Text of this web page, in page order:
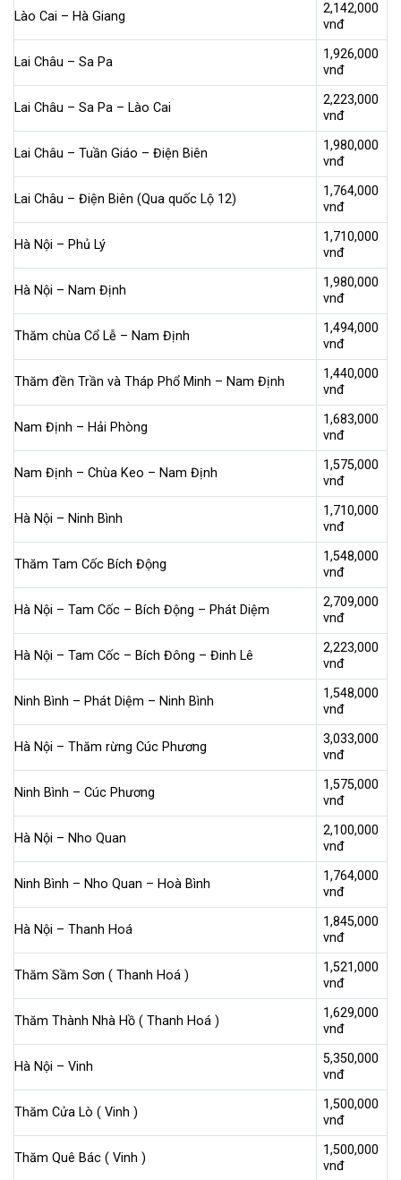
Lào Cai – Hà Giang
2,142,000
vnđ
Lai Châu – Sa Pa
1,926,000
vnđ
Lai Châu – Sa Pa – Lào Cai
2,223,000
vnđ
Lai Châu – Tuần Giáo – Điện Biên
1,980,000
vnđ
Lai Châu – Điện Biên (Qua quốc Lộ 12)
1,764,000
vnđ
Hà Nội – Phủ Lý
1,710,000
vnđ
Hà Nội – Nam Định
1,980,000
vnđ
Thăm chùa Cổ Lễ – Nam Định
1,494,000
vnđ
Thăm đền Trần và Tháp Phổ Minh – Nam Định
1,440,000
vnđ
Nam Định – Hải Phòng
1,683,000
vnđ
Nam Định – Chùa Keo – Nam Định
1,575,000
vnđ
Hà Nội – Ninh Bình
1,710,000
vnđ
Thăm Tam Cốc Bích Động
1,548,000
vnđ
Hà Nội – Tam Cốc – Bích Động – Phát Diệm
2,709,000
vnđ
Hà Nội – Tam Cốc – Bích Đông – Đinh Lê
2,223,000
vnđ
Ninh Bình – Phát Diệm – Ninh Bình
1,548,000
vnđ
Hà Nội – Thăm rừng Cúc Phương
3,033,000
vnđ
Ninh Bình – Cúc Phương
1,575,000
vnđ
Hà Nội – Nho Quan
2,100,000
vnđ
Ninh Bình – Nho Quan – Hoà Bình
1,764,000
vnđ
Hà Nội – Thanh Hoá
1,845,000
vnđ
Thăm Sầm Sơn ( Thanh Hoá )
1,521,000
vnđ
Thăm Thành Nhà Hồ ( Thanh Hoá )
1,629,000
vnđ
Hà Nội – Vinh
5,350,000
vnđ
Thăm Cửa Lò ( Vinh )
1,500,000
vnđ
Thăm Quê Bác ( Vinh )
1,500,000
vnđ